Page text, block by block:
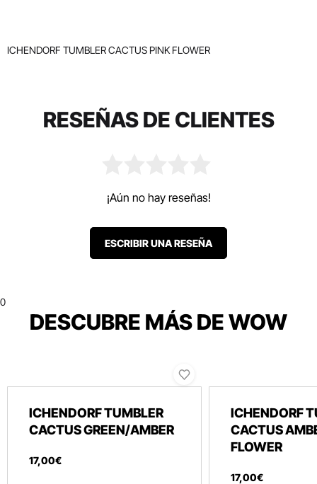
ICHENDORF TUMBLER CACTUS PINK FLOWER
RESEÑAS DE CLIENTES
¡Aún no hay reseñas!
ESCRIBIR UNA RESEÑA
0
DESCUBRE MÁS DE WOW
ICHENDORF TUMBLER
CACTUS GREEN/AMBER
17,00€
ICHENDORF
CACTUS
FLOWER
17,00€